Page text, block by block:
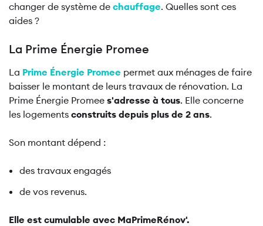
changer de système de chauffage. Quelles sont ces
aides ?
La Prime Énergie Promee
La Prime Énergie Promee permet aux ménages de faire
baisser le montant de leurs travaux de rénovation. La
Prime Énergie Promee s'adresse à tous. Elle concerne
les logements construits depuis plus de 2 ans.
Son montant dépend :
des travaux engagés
de vos revenus.
Elle est cumulable avec MaPrimeRénov'.